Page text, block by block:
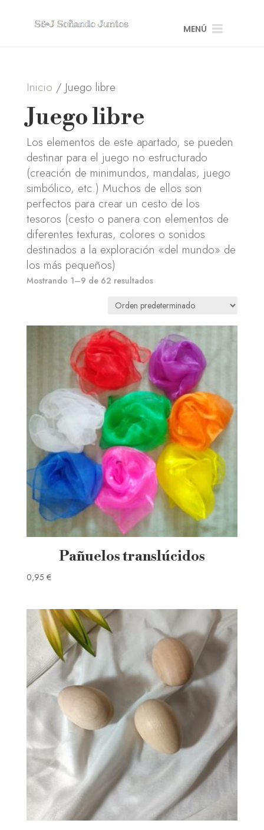
MENÚ
Inicio / Juego libre
Juego libre
Los elementos de este apartado, se pueden
destinar para el juego no estructurado
(creación de minimundos, mandalas, juego
simbólico, etc.) Muchos de ellos son
perfectos para crear un cesto de los
tesoros (cesto o panera con elementos de
diferentes texturas, colores o sonidos
destinados a la exploración «del mundo» de
los más pequeños)
Mostrando 1–9 de 62 resultados
Pañuelos translúcidos
0,95 €